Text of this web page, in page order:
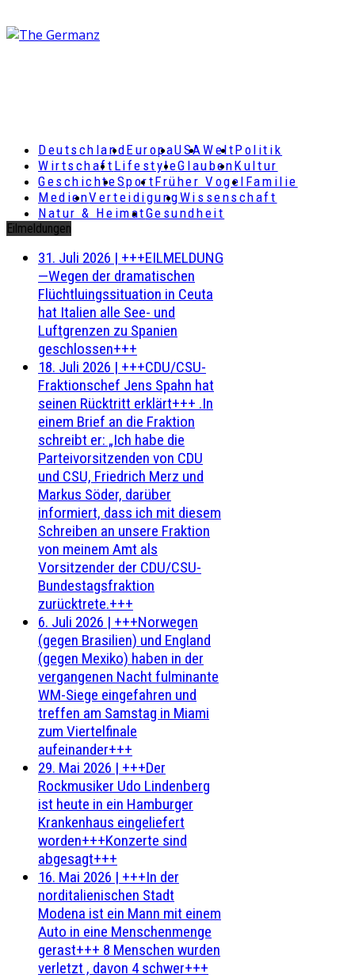
DeutschlandEuropaUSAWeltPolitik
Wirtschaft LifestyleGlaubenKultur
GeschichteSportFrüher Vogel Familie
MedienVerteidigungWissenschaft
Natur & HeimatGesundheit
Eilmeldungen
31. Juli 2026 | +++EILMELDUNG
—Wegen der dramatischen
Flüchtluingssituation in Ceuta
hat Italien alle See- und
Luftgrenzen zu Spanien
geschlossen+++
18. Juli 2026 | +++CDU/CSU-
Fraktionschef Jens Spahn hat
seinen Rücktritt erklärt+++ .In
einem Brief an die Fraktion
schreibt er: „Ich habe die
Parteivorsitzenden von CDU
und CSU, Friedrich Merz und
Markus Söder, darüber
informiert, dass ich mit diesem
Schreiben an unsere Fraktion
von meinem Amt als
Vorsitzender der CDU/CSU-
Bundestagsfraktion
zurücktrete.+++
6. Juli 2026 | +++Norwegen
(gegen Brasilien) und England
(gegen Mexiko) haben in der
vergangenen Nacht fulminante
WM-Siege eingefahren und
treffen am Samstag in Miami
zum Viertelfinale
aufeinander+++
29. Mai 2026 | +++Der
Rockmusiker Udo Lindenberg
ist heute in ein Hamburger
Krankenhaus eingeliefert
worden+++Konzerte sind
abgesagt+++
16. Mai 2026 | +++In der
norditalienischen Stadt
Modena ist ein Mann mit einem
Auto in eine Menschenmenge
gerast+++ 8 Menschen wurden
verletzt , davon 4 schwer+++